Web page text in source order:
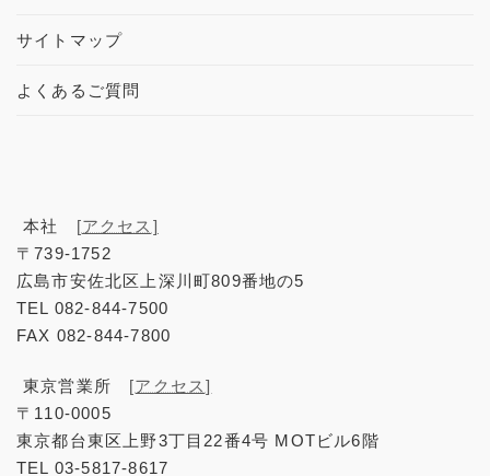
サイトマップ
よくあるご質問
本社 [アクセス]
〒739-1752
広島市安佐北区上深川町809番地の5
TEL 082-844-7500
FAX 082-844-7800
東京営業所 [アクセス]
〒110-0005
東京都台東区上野3丁目22番4号 MOTビル6階
TEL 03-5817-8617